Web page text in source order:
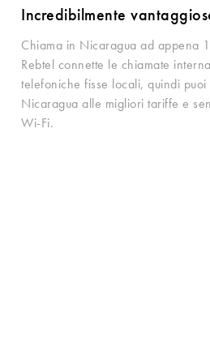
Incredibilmente
Chiama in Nicaragua ad appena
Rebtel connette le chiamate
telefoniche fisse locali, quindi
Nicaragua alle migliori tariffe e
Wi-Fi.